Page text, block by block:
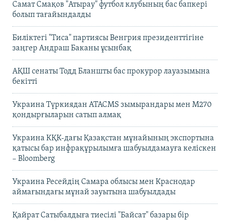
Самат Смақов "Атырау" футбол клубының бас бапкері
болып тағайындалды
Биліктегі "Тиса" партиясы Венгрия президенттігіне
заңгер Андраш Баканы ұсынбақ
АҚШ сенаты Тодд Бланшты бас прокурор лауазымына
бекітті
Украина Түркиядан ATACMS зымырандары мен M270
қондырғыларын сатып алмақ
Украина КҚК-дағы Қазақстан мұнайының экспортына
қатысы бар инфрақұрылымға шабуылдамауға келіскен
– Bloomberg
Украина Ресейдің Самара облысы мен Краснодар
аймағындағы мұнай зауытына шабуылдады
Қайрат Сатыбалдыға тиесілі "Байсат" базары бір